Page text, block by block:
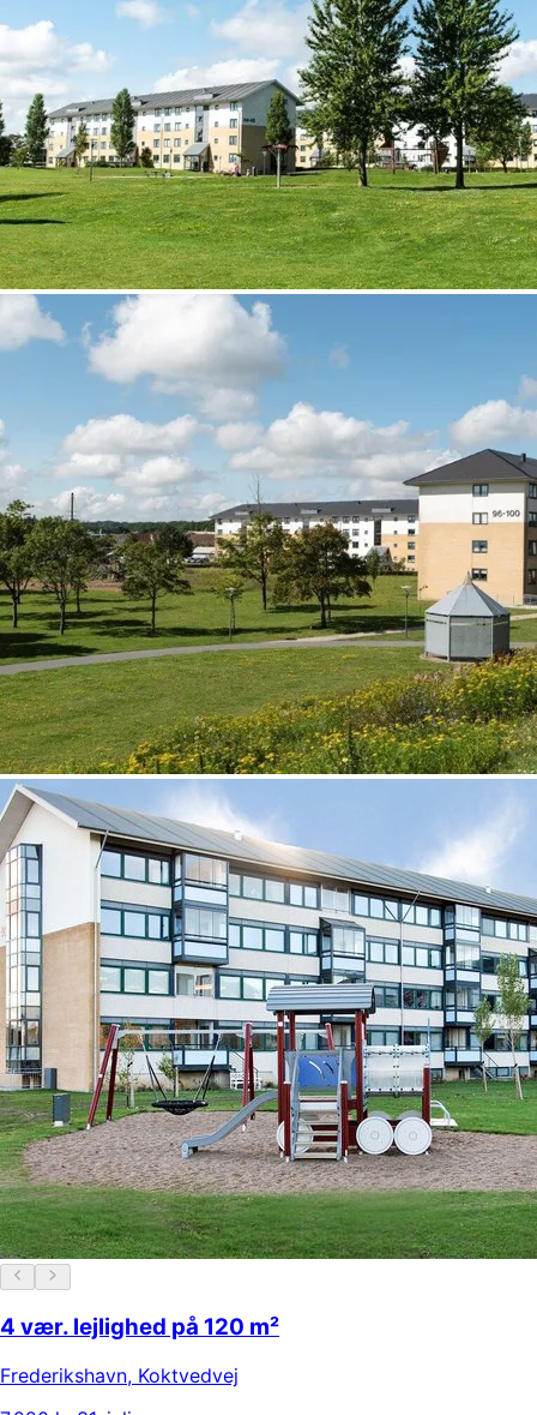
4 vær. lejlighed på 120 m²
Frederikshavn, Koktvedvej